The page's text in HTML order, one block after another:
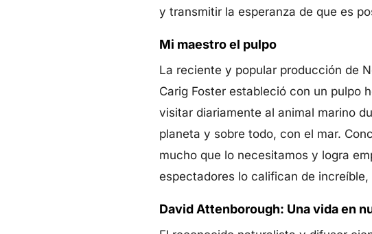
y transmitir la esperanza de que es
Mi maestro el pulpo
La reciente y popular producción de
Carig Foster estableció con un pulpo
visitar diariamente al animal marino
planeta y sobre todo, con el mar.
mucho que lo necesitamos y logra
espectadores lo califican de
David Attenborough: Una vida en